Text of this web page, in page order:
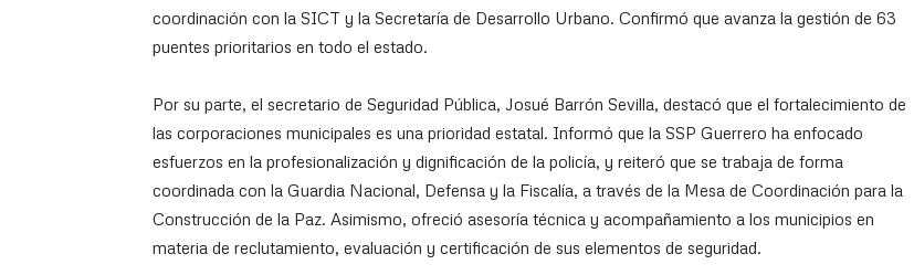
coordinación con la SICT y la Secretaría de Desarrollo Urbano. Confirmó que avanza la gestión de 63
puentes prioritarios en todo el estado.
Por su parte, el secretario de Seguridad Pública, Josué Barrón Sevilla, destacó que el fortalecimiento de
las corporaciones municipales es una prioridad estatal. Informó que la SSP Guerrero ha enfocado
esfuerzos en la profesionalización y dignificación de la policía, y reiteró que se trabaja de forma
coordinada con la Guardia Nacional, Defensa y la Fiscalía, a través de la Mesa de Coordinación para la
Construcción de la Paz. Asimismo, ofreció asesoría técnica y acompañamiento a los municipios en
materia de reclutamiento, evaluación y certificación de sus elementos de seguridad.